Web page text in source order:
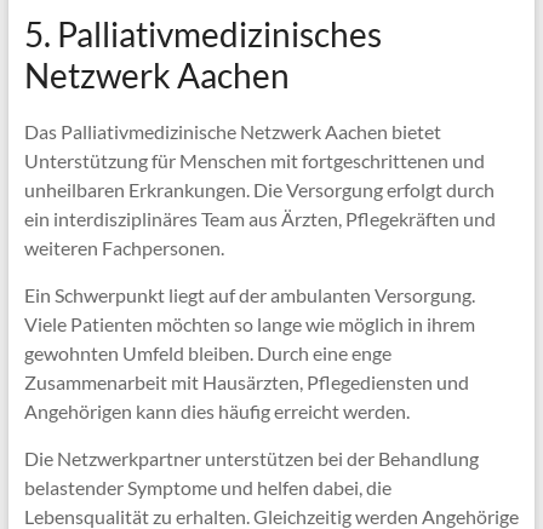
5. Palliativmedizinisches
Netzwerk Aachen
Das Palliativmedizinische Netzwerk Aachen bietet
Unterstützung für Menschen mit fortgeschrittenen und
unheilbaren Erkrankungen. Die Versorgung erfolgt durch
ein interdisziplinäres Team aus Ärzten, Pflegekräften und
weiteren Fachpersonen.
Ein Schwerpunkt liegt auf der ambulanten Versorgung.
Viele Patienten möchten so lange wie möglich in ihrem
gewohnten Umfeld bleiben. Durch eine enge
Zusammenarbeit mit Hausärzten, Pflegediensten und
Angehörigen kann dies häufig erreicht werden.
Die Netzwerkpartner unterstützen bei der Behandlung
belastender Symptome und helfen dabei, die
Lebensqualität zu erhalten. Gleichzeitig werden Angehörige